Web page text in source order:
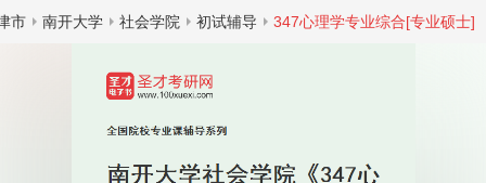
市 南开大学 社会学院 初试辅导 347心理学专业综合[专业硕士]